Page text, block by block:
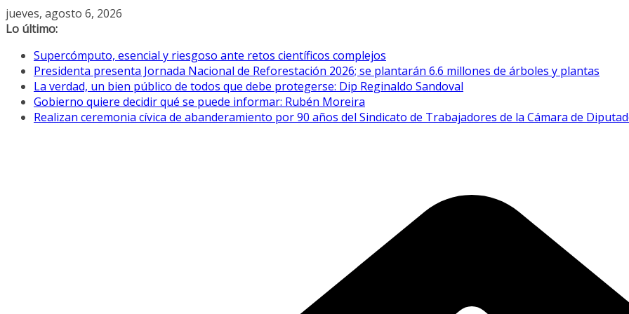
Saltar
al
jueves, agosto 6, 2026
Lo último:
Supercómputo, esencial y riesgoso ante retos científicos complejos
Presidenta presenta Jornada Nacional de Reforestación 2026; se plantarán 6.6 millones de árboles y plantas
La verdad, un bien público de todos que debe protegerse: Dip Reginaldo Sandoval
Gobierno quiere decidir qué se puede informar: Rubén Moreira
Realizan ceremonia cívica de abanderamiento por 90 años del Sindicato de Trabajadores de la Cámara de